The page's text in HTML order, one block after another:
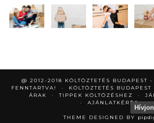
@ 2012-2018 KÖLTÖZTETÉS BUDAPEST
FENNTARTVA!
KÖLTÖZTETÉS BUDAPEST
ÁRAK
TIPPEK KÖLTÖZÉSHEZ
AJÁNLATKÉRÉS
THEME DESIGNED BY